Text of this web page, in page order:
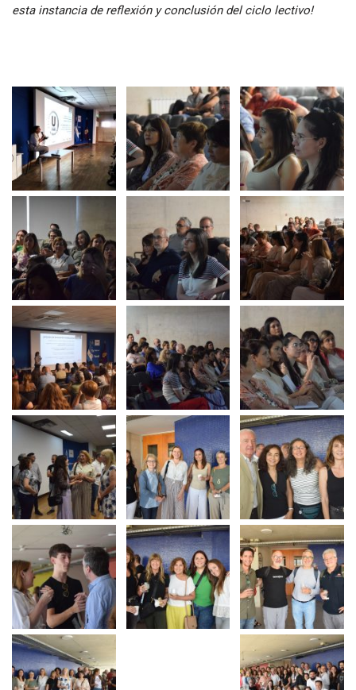
esta instancia de reflexión y conclusión del ciclo lectivo!